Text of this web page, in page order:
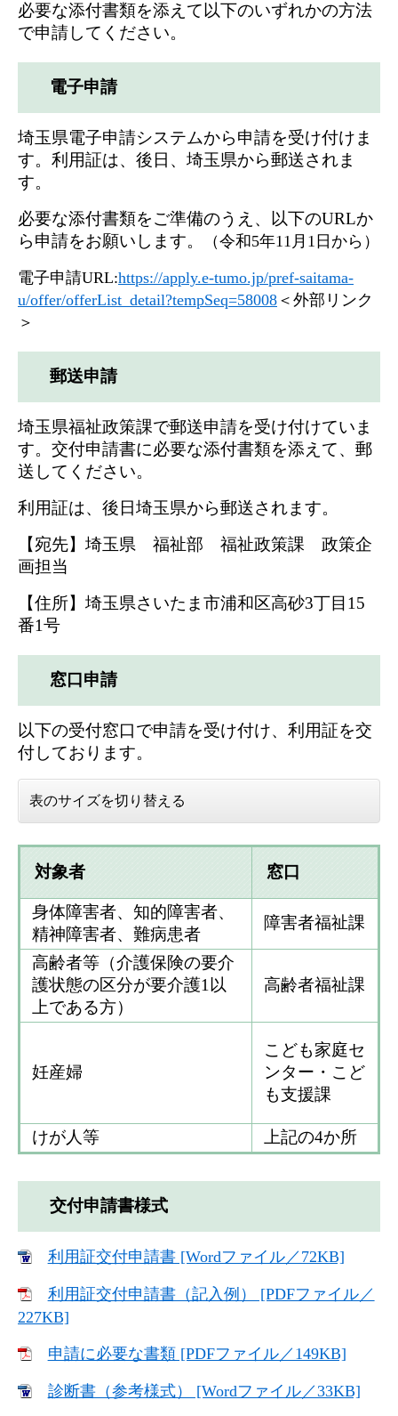
必要な添付書類を添えて以下のいずれかの方法
で申請してください。
電子申請
埼玉県電子申請システムから申請を受け付けま
す。利用証は、後日、埼玉県から郵送されま
す。
必要な添付書類をご準備のうえ、以下のURLか
ら申請をお願いします。
（令和5年11月1日から）
電子申請URL:https://apply.e-tumo.jp/pref-saitama-
u/offer/offerList_detail?tempSeq=58008 ＜外部リンク
＞
郵送申請
埼玉県福祉政策課で郵送申請を受け付けていま
す。交付申請書に必要な添付書類を添えて、郵
送してください。
利用証は、後日埼玉県から郵送されます。
【宛先】埼玉県 福祉部 福祉政策課 政策企
画担当
【住所】埼玉県さいたま市浦和区高砂3丁目15
番1号
窓口申請
以下の受付窓口で申請を受け付け、利用証を交
付しております。
表のサイズを切り替える
対象者 窓口
身体障害者、知的障害者、
精神障害者、難病患者​
障害者福祉課
高齢者等（介護保険の要介
護状態の区分が要介護1以
上である方）​
高齢者福祉課
妊産婦
こども家庭セ
ンター・こど
も支援課
けが人等 上記の4か所
交付申請書様式
利用証交付申請書 [Wordファイル／72KB]
利用証交付申請書（記入例） [PDFファイル／
227KB]
申請に必要な書類 [PDFファイル／149KB]
診断書（参考様式） [Wordファイル／33KB]